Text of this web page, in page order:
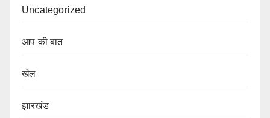
Uncategorized
आप की बात
खेल
झारखंड